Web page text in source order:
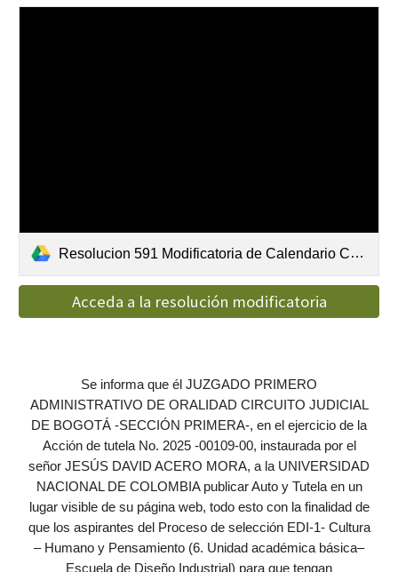
Resolucion 591 Modificatoria de Calendario Concurso Docente 2024-2025.pdf
Acceda a la resolución modificatoria
Se informa que él JUZGADO PRIMERO
ADMINISTRATIVO DE ORALIDAD CIRCUITO JUDICIAL
DE BOGOTÁ -SECCIÓN PRIMERA-, en el ejercicio de la
Acción de tutela No. 2025 -00109-00, instaurada por el
señor JESÚS DAVID ACERO MORA, a la UNIVERSIDAD
NACIONAL DE COLOMBIA publicar Auto y Tutela en un
lugar visible de su página web, todo esto con la finalidad de
que los aspirantes del Proceso de selección EDI-1- Cultura
– Humano y Pensamiento (6. Unidad académica básica–
Escuela de Diseño Industrial) para que tengan